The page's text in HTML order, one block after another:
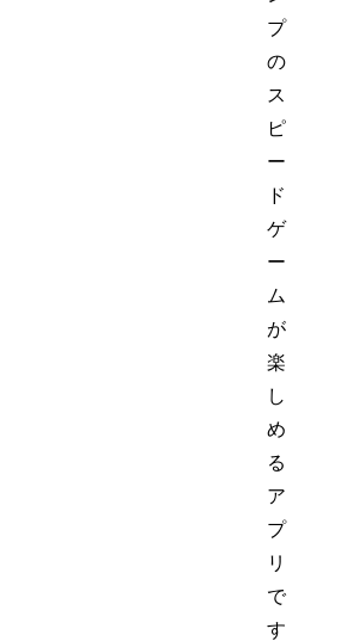
プ
の
ス
ピ
ー
ド
ゲ
ー
ム
が
楽
し
め
る
ア
プ
リ
で
す